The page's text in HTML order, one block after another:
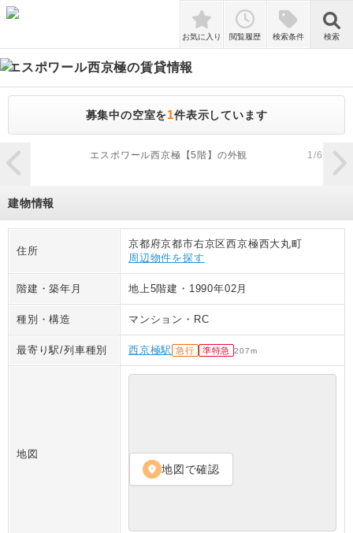
検索
お気に入り 閲覧履歴 検索条件 検索
エスポワール西京極の賃貸情報
募集中の空室を1件表示しています
zoom_in
エスポワール西京極【5階】の外観 1/6
建物情報
住所
京都府京都市右京区西京極西大丸町
周辺物件を探す
階建・築年月 地上5階建 ・ 1990年02月
種別・構造 マンション ・ RC
最寄り駅/列車種別 西京極駅 急行 準特急 207m
地図
location_on 地図で確認